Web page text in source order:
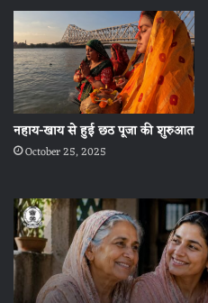
नहाय-खाय से हुई छठ पूजा की शुरुआत
October 25, 2025